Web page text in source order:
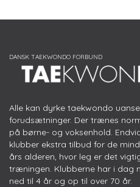
Alle kan dyrke taekwondo
forudsætninger. Der trænes
på børne- og voksenhold.
klubber ekstra tilbud for de
års alderen, hvor leg er det
træningen. Klubberne har i dag
ned til 4 år og op til over 70 år.